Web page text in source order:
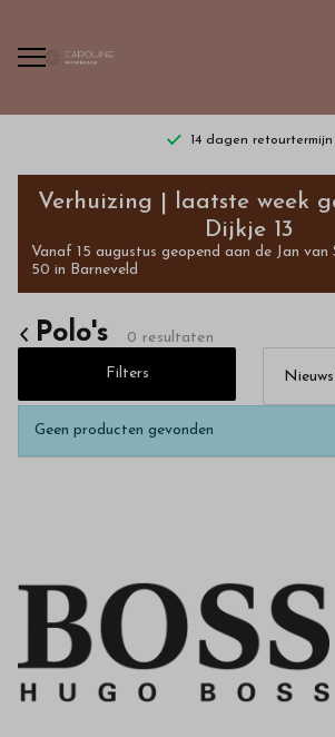
Polo's
Bestel
kinderkleding
hoge
kwaliteit
webshop
Verhuizing | laatste week
Dijkje 13
Vanaf 15 augustus geopend aan de Jan
50 in Barneveld
Polo's 0 resultaten
Filters
Geen producten gevonden